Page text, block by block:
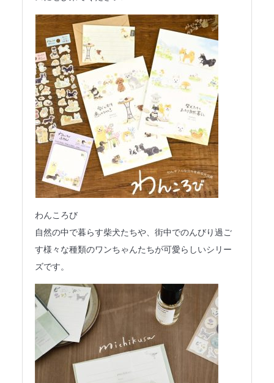
わんころび
自然の中で暮らす柴犬たちや、街中でのんびり過ご
す様々な種類のワンちゃんたちが可愛らしいシリー
ズです。